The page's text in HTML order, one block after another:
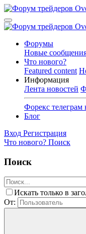
Форумы
Новые
Что нового?
Featured content
Информация
Лента новостей
Форекс телеграм
Блог
Вход Регистрация
Что нового? Поиск
Поиск
Искать только в
От: